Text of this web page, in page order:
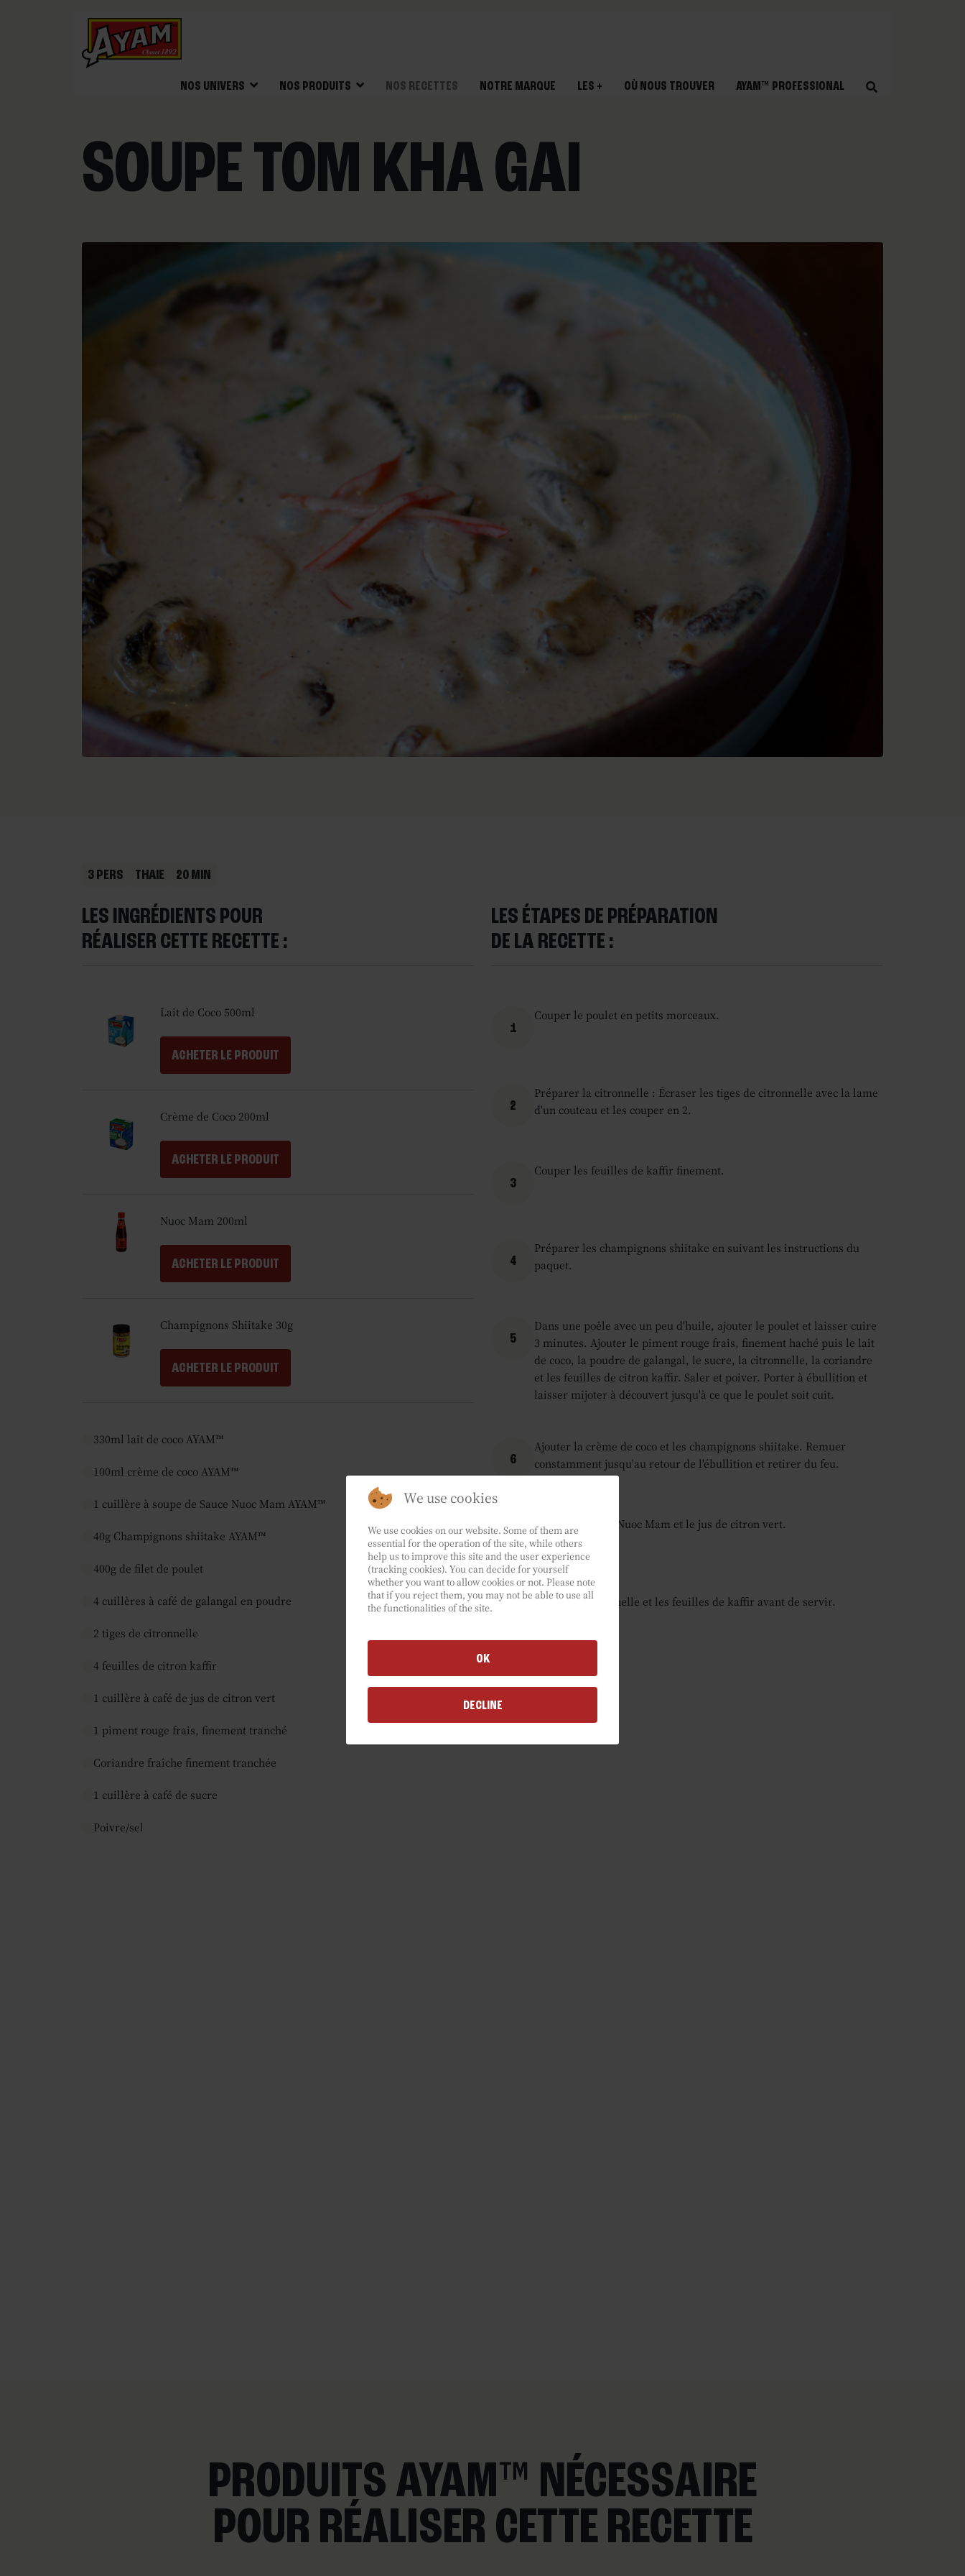
NOS UNIVERS NOS PRODUITS NOS RECETTES NOTRE MARQUE LES + OÙ NOUS TROUVER AYAM™ PROFESSIONAL
SOUPE TOM KHA GAI
3 PERS THAIE 20 MIN
LES INGRÉDIENTS POUR
RÉALISER CETTE RECETTE :
Lait de Coco 500ml
ACHETER LE PRODUIT
Crème de Coco 200ml
ACHETER LE PRODUIT
Nuoc Mam 200ml
ACHETER LE PRODUIT
Champignons Shiitake 30g
ACHETER LE PRODUIT
330ml lait de coco AYAM™
100ml crème de coco AYAM™
1 cuillère à soupe de Sauce Nuoc Mam AYAM™
40g Champignons shiitake AYAM™
400g de filet de poulet
4 cuillères à café de galangal en poudre
2 tiges de citronnelle
4 feuilles de citron kaffir
1 cuillère à café de jus de citron vert
1 piment rouge frais, finement tranché
Coriandre fraîche finement tranchée
1 cuillère à café de sucre
Poivre/sel
LES ÉTAPES DE PRÉPARATION
DE LA RECETTE :
1
Couper le poulet en petits morceaux.
2
Préparer la citronnelle : Écraser les tiges de citronnelle avec la lame
d'un couteau et les couper en 2.
3
Couper les feuilles de kaffir finement.
4
Préparer les champignons shiitake en suivant les instructions du
paquet.
5
Dans une poêle avec un peu d'huile, ajouter le poulet et laisser cuire
3 minutes. Ajouter le piment rouge frais, finement haché puis le lait
de coco, la poudre de galangal, le sucre, la citronnelle, la coriandre
et les feuilles de citron kaffir. Saler et poiver. Porter à ébullition et
laisser mijoter à découvert jusqu'à ce que le poulet soit cuit.
6
Ajouter la crème de coco et les champignons shiitake. Remuer
constamment jusqu'au retour de l'ébullition et retirer du feu.
7
Ajouter la sauce Nuoc Mam et le jus de citron vert.
Retirer la citronnelle et les feuilles de kaffir avant de servir.
PRODUITS AYAM™ NÉCESSAIRE
POUR RÉALISER CETTE RECETTE
We use cookies
We use cookies on our website. Some of them are
essential for the operation of the site, while others
help us to improve this site and the user experience
(tracking cookies). You can decide for yourself
whether you want to allow cookies or not. Please note
that if you reject them, you may not be able to use all
the functionalities of the site.
OK
DECLINE